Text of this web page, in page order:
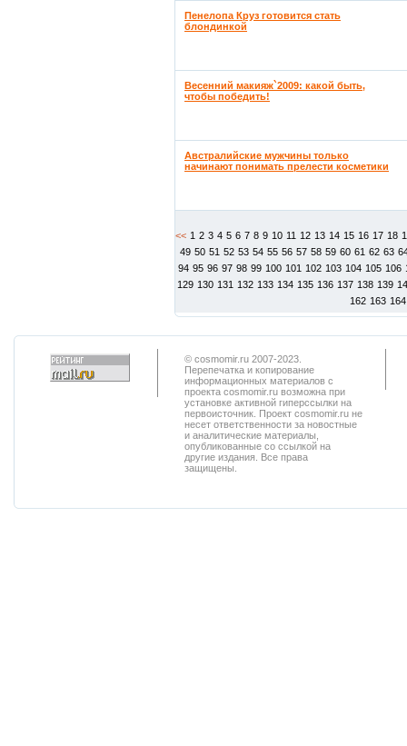
Пенелопа Круз готовится стать
блондинкой
Весенний макияж`2009: какой быть,
чтобы победить!
Австралийские мужчины только
начинают понимать прелести косметики
<< 1 2 3 4 5 6 7 8 9 10 11 12 13 14 15 16 17 18
49 50 51 52 53 54 55 56 57 58 59 60 61 62 63
94 95 96 97 98 99 100 101 102 103 104 105 106
129 130 131 132 133 134 135 136 137 138 139
162 163 164
© cosmomir.ru 2007-2023.
Перепечатка и копирование
информационных материалов с
проекта cosmomir.ru возможна при
установке активной гиперссылки на
первоисточник. Проект cosmomir.ru не
несет ответственности за новостные
и аналитические материалы,
опубликованные со ссылкой на
другие издания. Все права
защищены.